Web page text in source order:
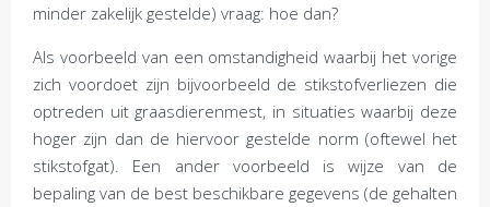
minder zakelijk gestelde) vraag: hoe dan?
Als voorbeeld van een omstandigheid waarbij het vorige
zich voordoet zijn bijvoorbeeld de stikstofverliezen die
optreden uit graasdierenmest, in situaties waarbij deze
hoger zijn dan de hiervoor gestelde norm (oftewel het
stikstofgat). Een ander voorbeeld is wijze van de
bepaling van de best beschikbare gegevens (de gehalten